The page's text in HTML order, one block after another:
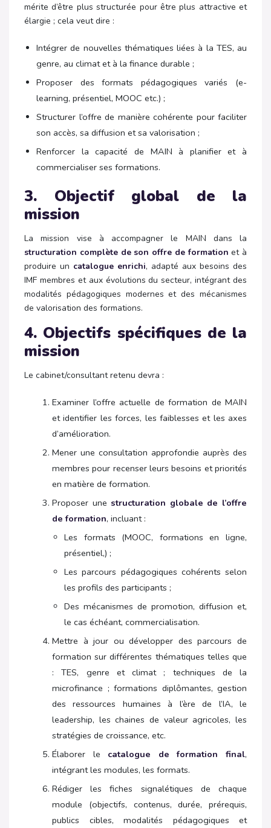
mérite d’être plus structurée pour être plus attractive et
élargie ; cela veut dire :
Intégrer de nouvelles thématiques liées à la TES, au
genre, au climat et à la finance durable ;
Proposer des formats pédagogiques variés (e-
learning, présentiel, MOOC etc.) ;
Structurer l’offre de manière cohérente pour faciliter
son accès, sa diffusion et sa valorisation ;
Renforcer la capacité de MAIN à planifier et à
commercialiser ses formations.
3. Objectif global de la
mission
La mission vise à accompagner le MAIN dans la
structuration complète de son offre de formation et à
produire un catalogue enrichi, adapté aux besoins des
IMF membres et aux évolutions du secteur, intégrant des
modalités pédagogiques modernes et des mécanismes
de valorisation des formations.
4. Objectifs spécifiques de la
mission
Le cabinet/consultant retenu devra :
Examiner l’offre actuelle de formation de MAIN
et identifier les forces, les faiblesses et les axes
d’amélioration.
Mener une consultation approfondie auprès des
membres pour recenser leurs besoins et priorités
en matière de formation.
Proposer unestructuration globale de l’offre
de formation, incluant :
Les formats (MOOC, formations en ligne,
présentiel,) ;
Les parcours pédagogiques cohérents selon
les profils des participants ;
Des mécanismes de promotion, diffusion et,
le cas échéant, commercialisation.
Mettre à jour ou développer des parcours de
formation sur différentes thématiques telles que
: TES, genre et climat ; techniques de la
microfinance ; formations diplômantes, gestion
des ressources humaines à l’ère de l’IA, le
leadership, les chaines de valeur agricoles, les
stratégies de croissance, etc.
Élaborer le catalogue de formation final,
intégrant les modules, les formats.
Rédiger les fiches signalétiques de chaque
module (objectifs, contenus, durée, prérequis,
publics cibles, modalités pédagogiques et